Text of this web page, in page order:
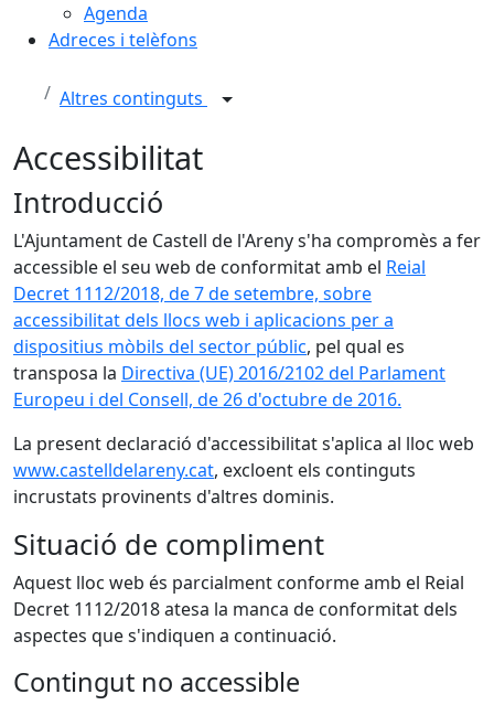
Agenda
Adreces i telèfons
Altres continguts
Accessibilitat
Introducció
L'Ajuntament de Castell de l'Areny s'ha compromès a fer
accessible el seu web de conformitat amb el Reial
Decret 1112/2018, de 7 de setembre, sobre
accessibilitat dels llocs web i aplicacions per a
dispositius mòbils del sector públic, pel qual es
transposa la Directiva (UE) 2016/2102 del Parlament
Europeu i del Consell, de 26 d'octubre de 2016.
La present declaració d'accessibilitat s'aplica al lloc web
www.castelldelareny.cat, excloent els continguts
incrustats provinents d'altres dominis.
Situació de compliment
Aquest lloc web és parcialment conforme amb el Reial
Decret 1112/2018 atesa la manca de conformitat dels
aspectes que s'indiquen a continuació.
Contingut no accessible